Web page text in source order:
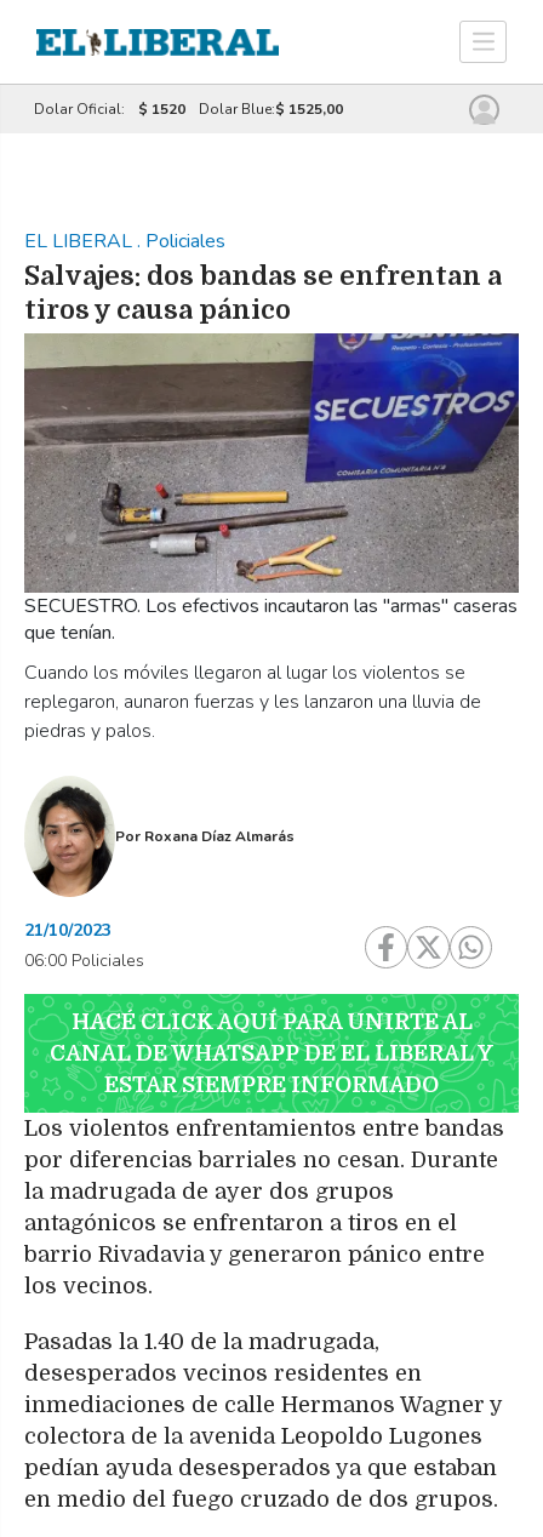
Dolar Oficial: $ 1520 Dolar Blue:$ 1525,00
EL LIBERAL. Policiales
Salvajes: dos bandas se enfrentan a
tiros y causa pánico
Cuando los móviles llegaron al lugar los violentos se
replegaron, aunaron fuerzas y les lanzaron una lluvia de
piedras y palos.
SECUESTRO. Los efectivos incautaron las "armas" caseras
que tenían.
Por Roxana Díaz Almarás
21/10/2023
06:00 Policiales
HACÉ CLICK AQUÍ PARA UNIRTE AL
CANAL DE WHATSAPP DE EL LIBERAL Y
ESTAR SIEMPRE INFORMADO
Los violentos enfrentamientos entre bandas
por diferencias barriales no cesan. Durante
la madrugada de ayer dos grupos
antagónicos se enfrentaron a tiros en el
barrio Rivadavia y generaron pánico entre
los vecinos.
Pasadas la 1.40 de la madrugada,
desesperados vecinos residentes en
inmediaciones de calle Hermanos Wagner y
colectora de la avenida Leopoldo Lugones
pedían ayuda desesperados ya que estaban
en medio del fuego cruzado de dos grupos.